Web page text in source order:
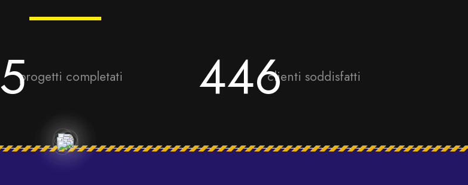
progetti completati 489clienti soddisfatti